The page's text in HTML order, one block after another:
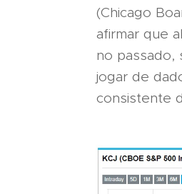
(Chicago
afirmar que
no passado,
jogar de
consistente